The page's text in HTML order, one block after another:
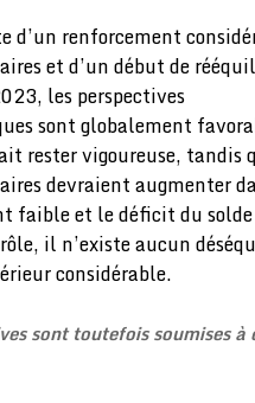
d’un renforcement
et d’un début de
les perspectives
sont globalement
rester vigoureuse, tandis
devraient augmenter
faible et le déficit du
il n’existe aucun
considérable.
sont toutefois soumises à